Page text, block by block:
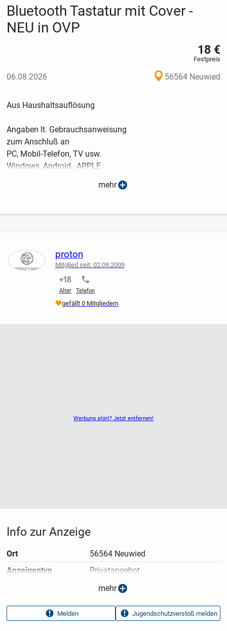
Bluetooth Tastatur mit Cover -
NEU in OVP
18 €
Festpreis
06.08.2026 56564 Neuwied
Aus Haushaltsauflösung
Angaben lt. Gebrauchsanweisung
zum Anschluß an
PC, Mobil-Telefon, TV usw.
Windows, Android , APPLE
Deutsche QUERTZ - Tastatur
Li-ion AKKU
USB-Ladekabel
Versand auch als Warensendung möglich
mehr
Werbung stört? Jetzt entfernen!
proton
Mitglied seit: 02.09.2009
Alter
nicht verifiziert
Telefon
nicht verifiziert
gefällt 0 Mitgliedern
Info zur Anzeige
Ort
56564 Neuwied
Anzeigen­typ
Privatangebot
06.08.2026
Anzeigen­kennung
bf6b54ab
Aufrufe dieser
27
mehr
Melden Jugendschutzverstoß melden